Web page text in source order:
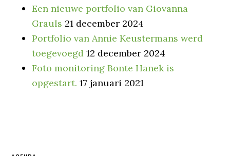
Een nieuwe portfolio van Giovanna
Grauls 21 december 2024
Portfolio van Annie Keustermans werd
toegevoegd 12 december 2024
Foto monitoring Bonte Hanek is
opgestart. 17 januari 2021